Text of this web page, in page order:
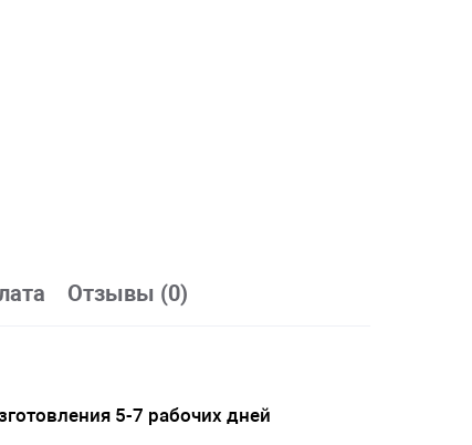
Отзывы (0)
5-7 рабочих дней